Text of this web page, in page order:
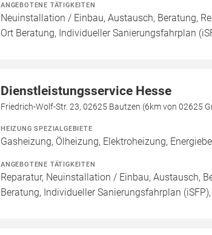
ANGEBOTENE TÄTIGKEITEN
Neuinstallation / Einbau, Austausch, Beratung,
Ort Beratung, Individueller Sanierungsfahrplan
Dienstleistungsservice Hesse
Friedrich-Wolf-Str. 23, 02625 Bautzen (6km von 02625
HEIZUNG SPEZIALGEBIETE
Gasheizung, Ölheizung, Elektroheizung,
ANGEBOTENE TÄTIGKEITEN
Reparatur, Neuinstallation / Einbau, Austausch,
Beratung, Individueller Sanierungsfahrplan